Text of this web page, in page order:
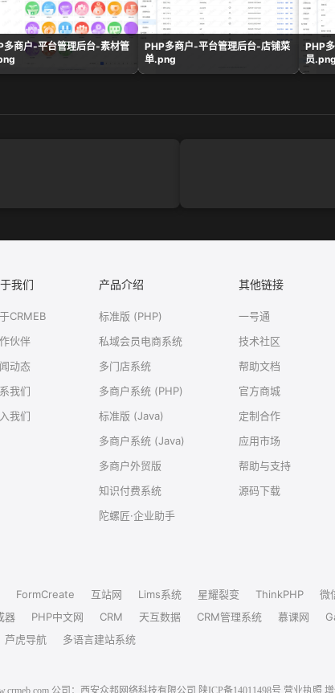
多商户-平台管理后台-素材管
PHP多商户-平台管理后台-店铺菜
单.png
PHP
员.png
我们
CRMEB
伙伴
动态
我们
我们
产品介绍
标准版 (PHP)
私域会员电商系统
多门店系统
多商户系统 (PHP)
标准版 (Java)
多商户系统 (Java)
多商户外贸版
知识付费系统
陀螺匠·企业助手
其他链接
一号通
技术社区
帮助文档
官方商城
定制合作
应用市场
帮助与支持
源码下载
FormCreate 互站网 Lims系统 星耀裂变 ThinkPHP 微
器
PHP中文网 CRM 天互数据 CRM管理系统 慕课网
芦虎导航
多语言建站系统
公司：西安众邦网络科技有限公司 陕ICP备14011498号 营业执照